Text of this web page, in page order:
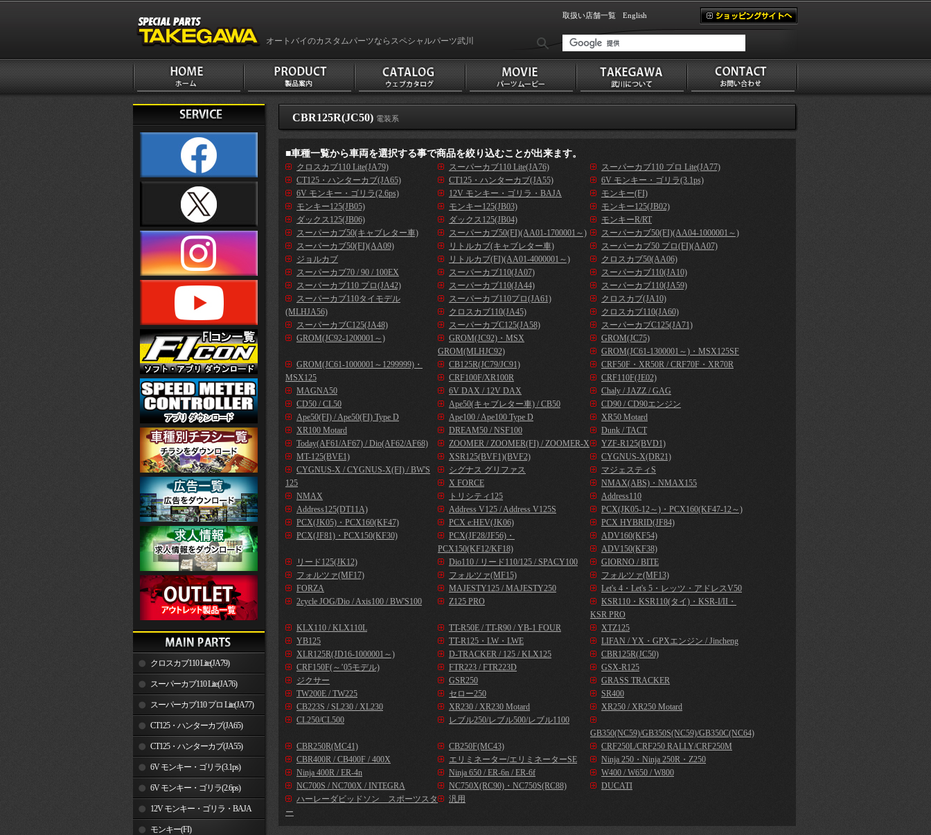
オートバイのカスタムパーツならスペシャルパーツ武川
取扱い店舗一覧 English
クロスカブ110 Lite(JA79)
スーパーカブ110 Lite(JA76)
スーパーカブ110 プロ Lite(JA77)
CT125・ハンターカブ(JA65)
CT125・ハンターカブ(JA55)
6V モンキー・ゴリラ(3.1ps)
6V モンキー・ゴリラ(2.6ps)
12V モンキー・ゴリラ・BAJA
モンキー(FI)
CBR125R(JC50) 電装系
■車種一覧から車両を選択する事で商品を絞り込むことが出来ます。
クロスカブ110 Lite(JA79) スーパーカブ110 Lite(JA76)
スーパーカブ110 プロ Lite(JA77)
CT125・ハンターカブ(JA65)
CT125・ハンターカブ(JA55)
6V モンキー・ゴリラ(3.1ps)
6V モンキー・ゴリラ(2.6ps)
12V モンキー・ゴリラ・BAJA
モンキー(FI)
モンキー125(JB05)
モンキー125(JB03)
モンキー125(JB02)
ダックス125(JB06)
ダックス125(JB04)
モンキーR/RT
スーパーカブ50(キャブレター車)
スーパーカブ50(FI)(AA01-1700001～)
スーパーカブ50(FI)(AA04-1000001～)
スーパーカブ50(FI)(AA09)
リトルカブ(キャブレター車)
スーパーカブ50 プロ(FI)(AA07)
ジョルカブ
リトルカブ(FI)(AA01-4000001～)
クロスカブ50(AA06)
スーパーカブ70 / 90 / 100EX
スーパーカブ110(JA07)
スーパーカブ110(JA10)
スーパーカブ110 プロ(JA42)
スーパーカブ110(JA44)
スーパーカブ110(JA59)
スーパーカブ110タイモデル
(MLHJA56)
スーパーカブ110プロ(JA61)
クロスカブ(JA10)
クロスカブ110(JA45)
クロスカブ110(JA60)
スーパーカブC125(JA48)
スーパーカブC125(JA58)
スーパーカブC125(JA71)
GROM(JC92-1200001～)
GROM(JC92)・MSX
GROM(MLHJC92)
GROM(JC75)
GROM(JC61-1300001～)・MSX125SF
GROM(JC61-1000001～1299999)・
MSX125
CB125R(JC79/JC91)
CRF50F・XR50R / CRF70F・XR70R
CRF100F/XR100R
CRF110F(JE02)
MAGNA50
6V DAX / 12V DAX
Chaly / JAZZ / GAG
CD50 / CL50
Ape50(キャブレター車) / CB50
CD90 / CD90エンジン
Ape50(FI) / Ape50(FI) Type D
Ape100 / Ape100 Type D
XR50 Motard
XR100 Motard
DREAM50 / NSF100
Dunk / TACT
Today(AF61/AF67) / Dio(AF62/AF68)
ZOOMER / ZOOMER(FI) / ZOOMER-X
YZF-R125(BVD1)
MT-125(BVE1)
XSR125(BVF1)(BVF2)
CYGNUS-X(DR21)
CYGNUS-X / CYGNUS-X(FI) / BW'S
125
シグナス グリファス
マジェスティS
X FORCE
NMAX(ABS)・NMAX155
NMAX
トリシティ125
Address110
Address125(DT11A)
Address V125 / Address V125S
PCX(JK05-12～)・PCX160(KF47-12～)
PCX(JK05)・PCX160(KF47)
PCX e:HEV(JK06)
PCX HYBRID(JF84)
PCX(JF81)・PCX150(KF30)
PCX(JF28/JF56)・
PCX150(KF12/KF18)
ADV160(KF54)
ADV150(KF38)
リード125(JK12)
Dio110 / リード110/125 / SPACY100
GIORNO / BITE
フォルツァ(MF17)
フォルツァ(MF15)
フォルツァ(MF13)
FORZA
MAJESTY125 / MAJESTY250
Let's 4・Let's 5・レッツ・アドレスV50
2cycle JOG/Dio / Axis100 / BW'S100
Z125 PRO
KSR110・KSR110(タイ)・KSR-I/II・
KSR PRO
KLX110 / KLX110L
TT-R50E / TT-R90 / YB-1 FOUR
XTZ125
YB125
TT-R125・LW・LWE
LIFAN / YX・GPXエンジン / Jincheng
XLR125R(JD16-1000001～)
D-TRACKER / 125 / KLX125
CBR125R(JC50)
CRF150F(～’05モデル)
FTR223 / FTR223D
GSX-R125
ジクサー
GSR250
GRASS TRACKER
TW200E / TW225
セロー250
SR400
CB223S / SL230 / XL230
XR230 / XR230 Motard
XR250 / XR250 Motard
CL250/CL500
レブル250/レブル500/レブル1100
GB350(NC59)/GB350S(NC59)/GB350C(NC64)
CBR250R(MC41)
CB250F(MC43)
CRF250L/CRF250 RALLY/CRF250M
CBR400R / CB400F / 400X
エリミネーター/エリミネーターSE
Ninja 250・Ninja 250R・Z250
Ninja 400R / ER-4n
Ninja 650 / ER-6n / ER-6f
W400 / W650 / W800
NC700S / NC700X / INTEGRA
NC750X(RC90)・NC750S(RC88)
DUCATI
ハーレーダビッドソン スポーツスタ
ー
汎用